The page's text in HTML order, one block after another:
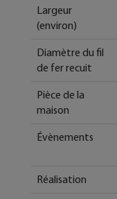
Largeur
(environ)
Diamètre du fil
de fer recuit
Pièce de la
maison
Évènements
Réalisation